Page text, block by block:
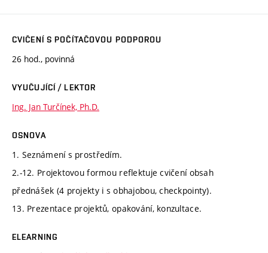
CVIČENÍ S POČÍTAČOVOU PODPOROU
26 hod., povinná
VYUČUJÍCÍ / LEKTOR
Ing. Jan Turčínek, Ph.D.
OSNOVA
1. Seznámení s prostředím.
2.-12. Projektovou formou reflektuje cvičení obsah
přednášek (4 projekty i s obhajobou, checkpointy).
13. Prezentace projektů, opakování, konzultace.
ELEARNING